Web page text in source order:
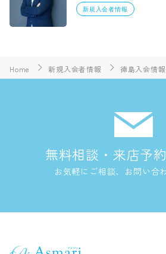
新規入会者情報
Home 新規入会者情報 徳島入会情報
無料相談・来店予
お気軽にご相談、お問い合